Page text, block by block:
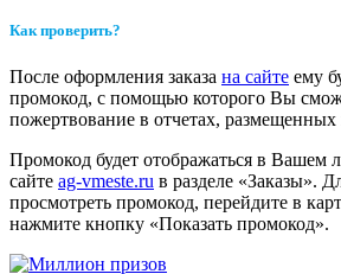
Как проверить?
После оформления заказа на сайте ему
промокод, с помощью которого Вы
пожертвование в отчетах,
Промокод будет отображаться в Вашем
сайте ag-vmeste.ru в разделе «Заказы».
просмотреть промокод, перейдите в
нажмите кнопку «Показать промокод».